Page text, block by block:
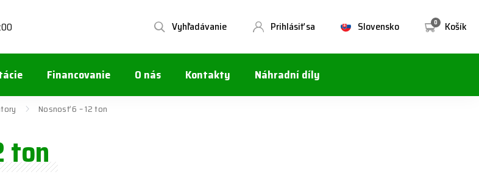
0 Košík
Slovensko
Prihlásiť sa
Vyhľadávanie
Financovanie O nás Kontakty Náhradní díly
Nosnosť 6 – 12 ton
ton